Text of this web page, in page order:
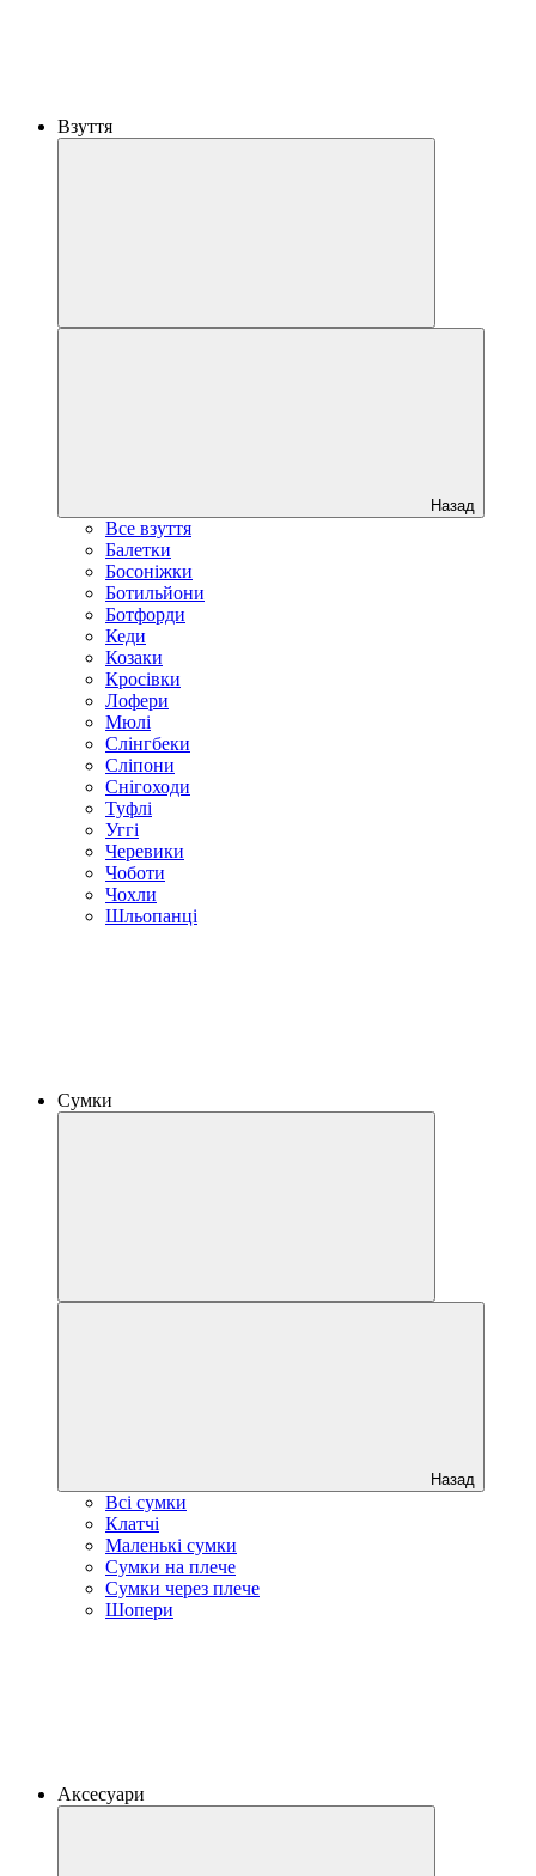
Взуття
Назад
Все взуття
Балетки
Босоніжки
Ботильйони
Ботфорди
Кеди
Козаки
Кросівки
Лофери
Мюлі
Слінгбеки
Сліпони
Снігоходи
Туфлі
Уггі
Черевики
Чоботи
Чохли
Шльопанці
Сумки
Назад
Всі сумки
Клатчі
Маленькі сумки
Сумки на плече
Сумки через плече
Шопери
Аксесуари